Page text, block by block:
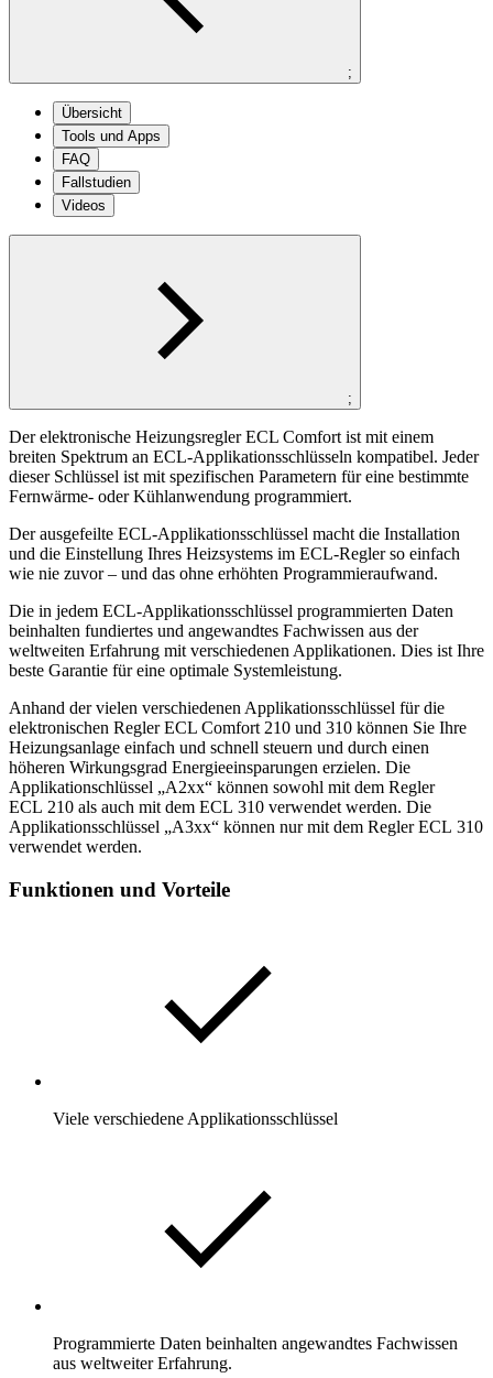
;
Übersicht
Tools und Apps
FAQ
Fallstudien
Videos
;
Der elektronische Heizungsregler ECL Comfort ist mit einem
breiten Spektrum an ECL-Applikationsschlüsseln kompatibel. Jeder
dieser Schlüssel ist mit spezifischen Parametern für eine bestimmte
Fernwärme- oder Kühlanwendung programmiert.
Der ausgefeilte ECL-Applikationsschlüssel macht die Installation
und die Einstellung Ihres Heizsystems im ECL-Regler so einfach
wie nie zuvor – und das ohne erhöhten Programmieraufwand.
Die in jedem ECL-Applikationsschlüssel programmierten Daten
beinhalten fundiertes und angewandtes Fachwissen aus der
weltweiten Erfahrung mit verschiedenen Applikationen. Dies ist Ihre
beste Garantie für eine optimale Systemleistung.
Anhand der vielen verschiedenen Applikationsschlüssel für die
elektronischen Regler ECL Comfort 210 und 310 können Sie Ihre
Heizungsanlage einfach und schnell steuern und durch einen
höheren Wirkungsgrad Energieeinsparungen erzielen. Die
Applikationschlüssel „A2xx“ können sowohl mit dem Regler
ECL 210 als auch mit dem ECL 310 verwendet werden. Die
Applikationsschlüssel „A3xx“ können nur mit dem Regler ECL 310
verwendet werden.
Funktionen und Vorteile
Viele verschiedene Applikationsschlüssel
Programmierte Daten beinhalten angewandtes Fachwissen
aus weltweiter Erfahrung.